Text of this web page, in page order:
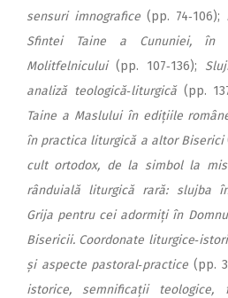
sensuri imnografice (pp. 74‑106);
Sfintei Taine a Cununiei, în
Molitfelnicului (pp. 107‑136);
analiză teologică‑liturgică (pp.
Taine a Maslului în edițiile
în practica liturgică a altor Biserici
cult ortodox, de la simbol la
rânduială liturgică rară: slujba
Grija pentru cei adormiți în
Bisericii. Coordonate
și aspecte pastoral‑practice (pp.
istorice, semnificații teologice,